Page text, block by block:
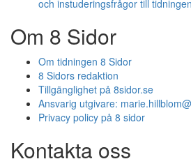
och instuderingsfrågor till tidningen
Om 8 Sidor
Om tidningen 8 Sidor
8 Sidors redaktion
Tillgänglighet på 8sidor.se
Ansvarig utgivare:
Privacy policy på 8 sidor
Kontakta oss